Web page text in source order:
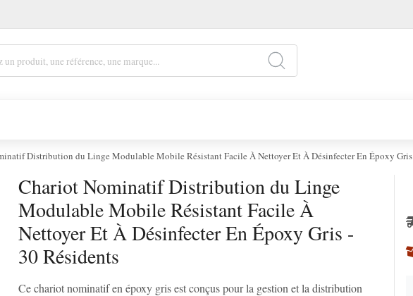
Distribution du Linge Modulable Mobile Résistant Facile À Nettoyer Et À Désinfecter En Époxy Gris
Chariot Nominatif Distribution du Linge
Modulable Mobile Résistant Facile À
Nettoyer Et À Désinfecter En Époxy Gris -
30 Résidents
Ce chariot nominatif en époxy gris est conçus pour la gestion et la distribution